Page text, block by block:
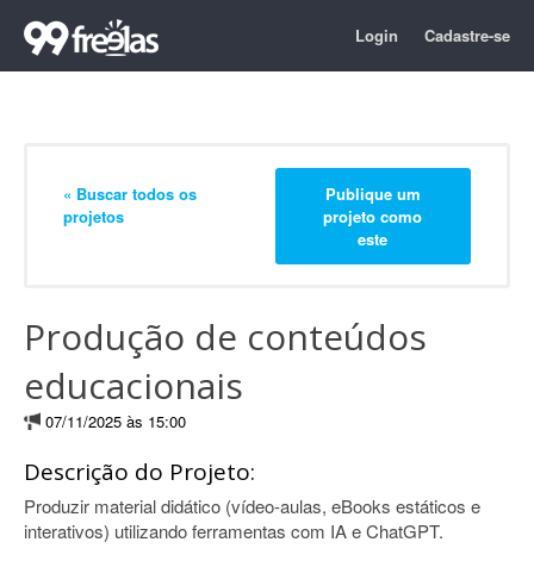
Login Cadastre-se
« Buscar todos os
projetos
Publique um
projeto como
este
Produção de conteúdos
educacionais
07/11/2025 às 15:00
Descrição do Projeto:
Produzir material didático (vídeo-aulas, eBooks estáticos e
interativos) utilizando ferramentas com IA e ChatGPT.